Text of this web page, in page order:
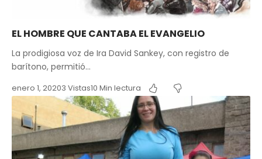
EL HOMBRE QUE CANTABA EL EVANGELIO
La prodigiosa voz de Ira David Sankey, con registro de
barítono, permitió…
enero 1, 20203 Vistas10 Min lectura